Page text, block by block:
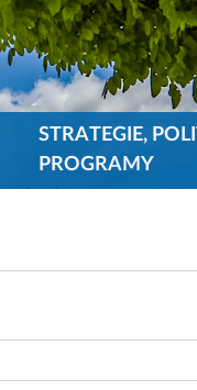
STRATEGIE,
PROGRAMY